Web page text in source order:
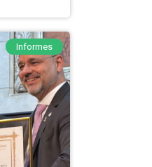
Informes